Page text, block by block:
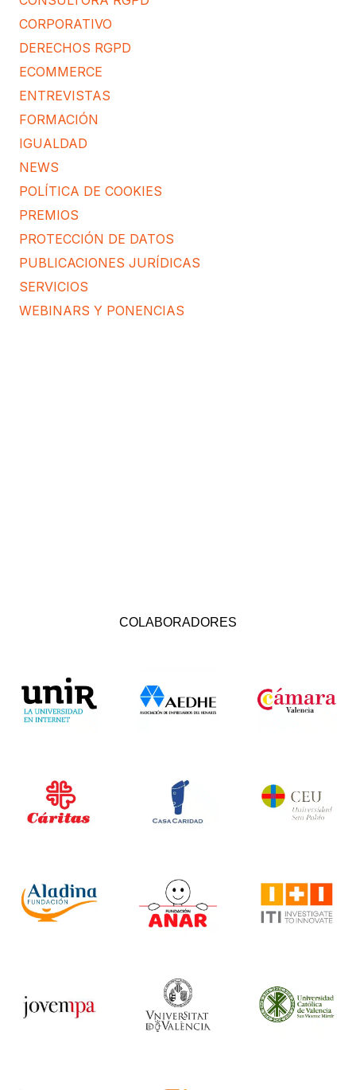
CORPORATIVO
DERECHOS RGPD
ECOMMERCE
ENTREVISTAS
FORMACIÓN
IGUALDAD
NEWS
POLÍTICA DE COOKIES
PREMIOS
PROTECCIÓN DE DATOS
PUBLICACIONES JURÍDICAS
SERVICIOS
WEBINARS Y PONENCIAS
COLABORADORES